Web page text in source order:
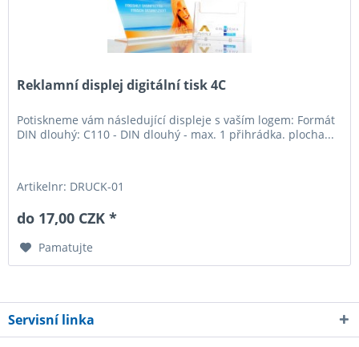
Reklamní displej digitální tisk 4C
Potiskneme vám následující displeje s vaším logem: Formát
DIN dlouhý: C110 - DIN dlouhý - max. 1 přihrádka. plocha...
Artikelnr: DRUCK-01
do 17,00 CZK *
Pamatujte
Servisní linka